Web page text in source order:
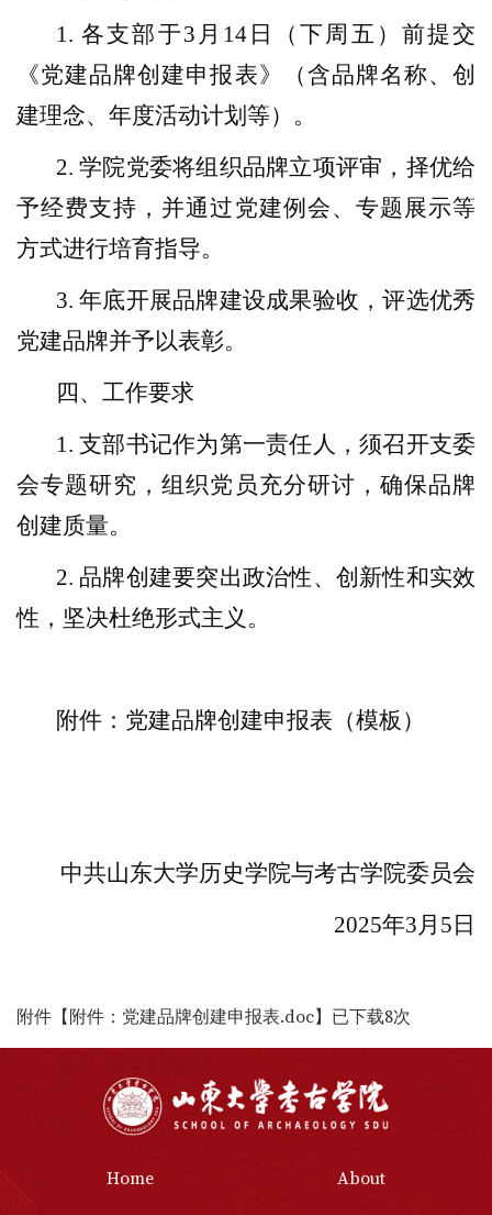
1. 各支部于3月14日（下周五）前提交
《党建品牌创建申报表》（含品牌名称、创
建理念、年度活动计划等）。
2.学院党委将组织品牌立项评审，择优给
予经费支持，并通过党建例会、专题展示等
方式进行培育指导。
3.年底开展品牌建设成果验收，评选优秀
党建品牌并予以表彰。
四、工作要求
1.支部书记作为第一责任人，须召开支委
会专题研究，组织党员充分研讨，确保品牌
创建质量。
2. 品牌创建要突出政治性、创新性和实效
性，坚决杜绝形式主义。
附件：党建品牌创建申报表（模板）
中共山东大学历史学院与考古学院委员会
2025年3 月 5 日
附件【附件：党建品牌创建申报表.doc】已下载8次
Home About